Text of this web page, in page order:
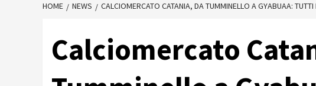
HOME NEWS CALCIOMERCATO CATANIA, DA TUMMINELLO A GYABUAA:
Calciomercato